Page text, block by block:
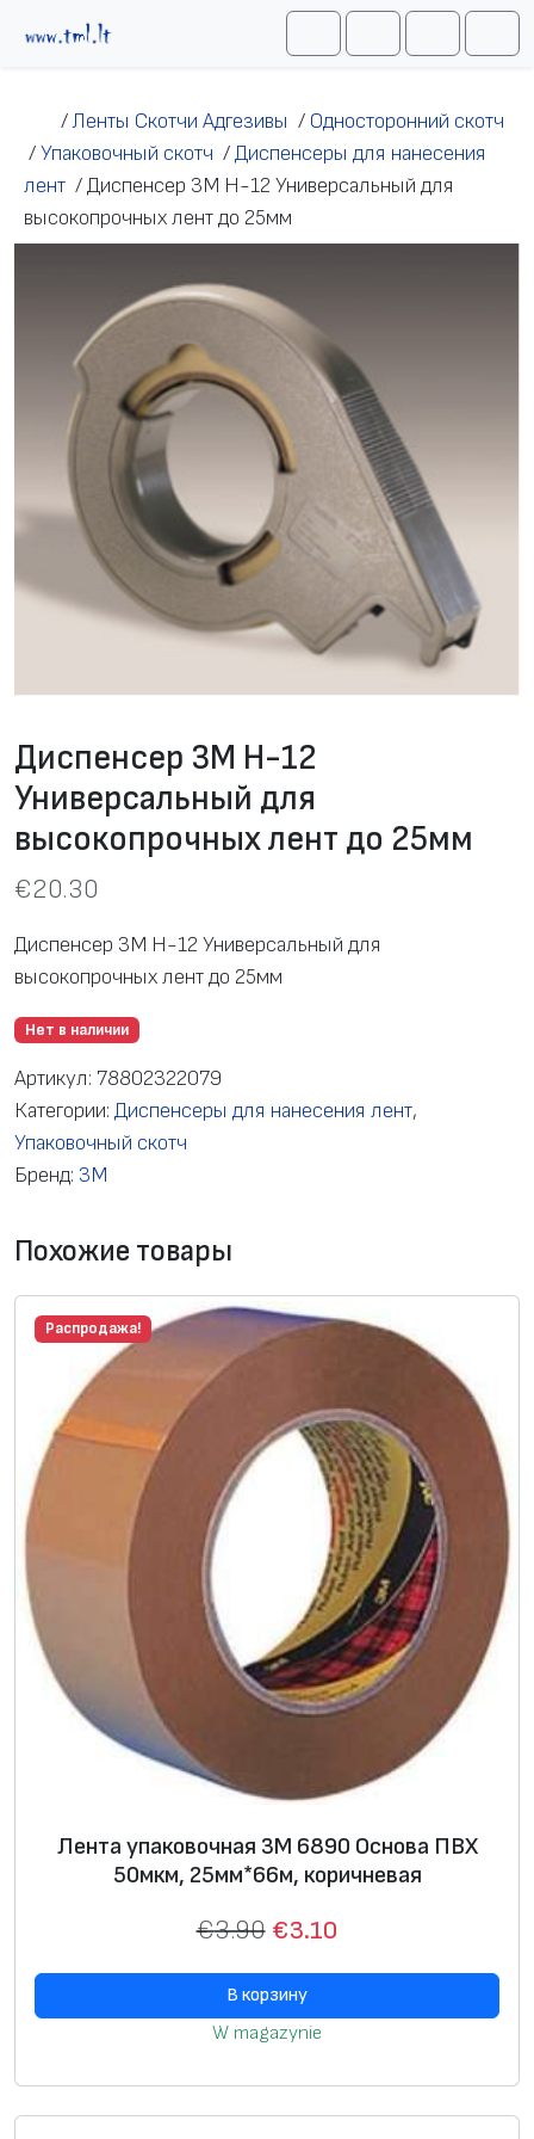
SearchAccountCart
/Ленты Скотчи Адгезивы / Односторонний скотч
/Упаковочный скотч /Диспенсеры для нанесения
лент /Диспенсер 3М H-12 Универсальный для
высокопрочных лент до 25мм
Диспенсер 3М H-12
Универсальный для
высокопрочных лент до 25мм
€20.30
Диспенсер 3М H-12 Универсальный для
высокопрочных лент до 25мм
Нет в наличии
Артикул: 78802322079
Категории: Диспенсеры для нанесения лент,
Упаковочный скотч
Бренд: 3M
Похожие товары
Распродажа!
Лента упаковочная 3М 6890 Основа ПВХ
50мкм, 25мм*66м, коричневая
€3.90 €3.10
В корзину
W magazynie